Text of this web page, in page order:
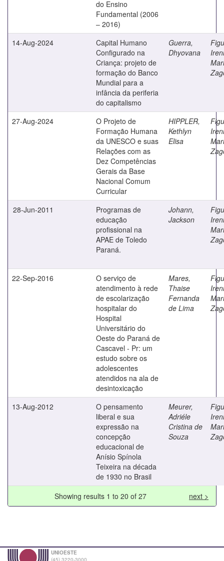
do Ensino
Fundamental (2006
– 2016)
14-Aug-2024
Capital Humano
Configurado na
Criança: projeto de
formação do Banco
Mundial para a
infância da periferia
do capitalismo
Guerra,
Dhyovana
Ireni
27-Aug-2024
O Projeto de
Formação Humana
da UNESCO e suas
Relações com as
Dez Competências
Gerais da Base
Nacional Comum
Curricular
HIPPLER,
Kethlyn
Elisa
Ireni
28-Jun-2011
Programas de
educação
profissional na
APAE de Toledo
Paraná.
Johann,
Jackson
Ireni
22-Sep-2016
O serviço de
atendimento à rede
de escolarização
hospitalar do
Hospital
Universitário do
Oeste do Paraná de
Cascavel - Pr: um
estudo sobre os
adolescentes
atendidos na ala de
desintoxicação
Mares,
Thaise
Fernanda
de Lima
Ireni
13-Aug-2012
O pensamento
liberal e sua
expressão na
concepção
educacional de
Anísio Spínola
Teixeira na década
de 1930 no Brasil
Meurer,
Adriéle
Cristina de
Souza
Ireni
Showing results 1 to 20 of 27 next >
UNIOESTE
(45) 3220-3000